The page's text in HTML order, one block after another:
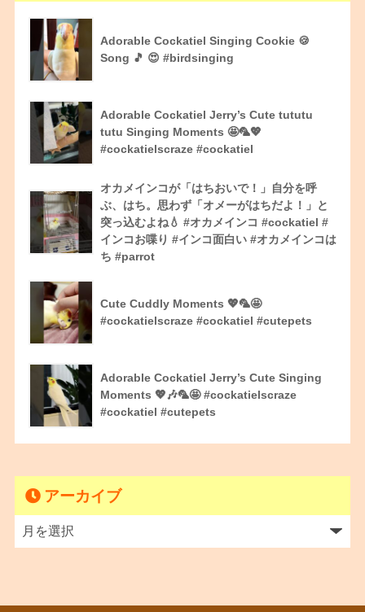
Adorable Cockatiel Singing Cookie 🍪
Song 🎵 😍 #birdsinging
Adorable Cockatiel Jerry’s Cute tututu
tutu Singing Moments 🤩🦜💖
#cockatielscraze #cockatiel
オカメインコが「はちおいで！」自分を呼
ぶ、はち。思わず「オメーがはちだよ！」と
突っ込むよね💧 #オカメインコ #cockatiel #
インコお喋り #インコ面白い #オカメインコは
ち #parrot
Cute Cuddly Moments 💖🦜🤩
#cockatielscraze #cockatiel #cutepets
Adorable Cockatiel Jerry’s Cute Singing
Moments 💖🎶🦜🤩 #cockatielscraze
#cockatiel #cutepets
アーカイブ